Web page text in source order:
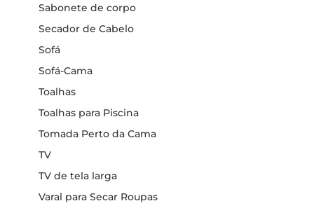
Sabonete de corpo
Secador de Cabelo
Sofá
Sofá-Cama
Toalhas
Toalhas para Piscina
Tomada Perto da Cama
TV
TV de tela larga
Varal para Secar Roupas